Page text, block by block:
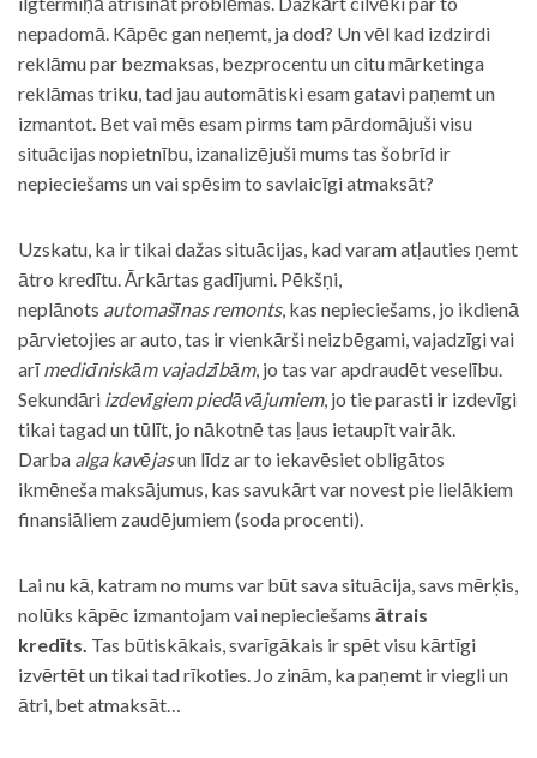
nepadomā. Kāpēc gan neņemt, ja dod? Un vēl kad izdzirdi
reklāmu par bezmaksas, bezprocentu un citu mārketinga
reklāmas triku, tad jau automātiski esam gatavi paņemt un
izmantot. Bet vai mēs esam pirms tam pārdomājuši visu
situācijas nopietnību, izanalizējuši mums tas šobrīd ir
nepieciešams un vai spēsim to savlaicīgi atmaksāt?
Uzskatu, ka ir tikai dažas situācijas, kad varam atļauties ņemt
ātro kredītu. Ārkārtas gadījumi. Pēkšņi,
neplānots automašīnas remonts, kas nepieciešams, jo ikdienā
pārvietojies ar auto, tas ir vienkārši neizbēgami, vajadzīgi vai
arīmedicīniskām vajadzībām, jo tas var apdraudēt veselību.
Sekundāri izdevīgiem piedāvājumiem, jo tie parasti ir izdevīgi
tikai tagad un tūlīt, jo nākotnē tas ļaus ietaupīt vairāk.
Darba alga kavējasun līdz ar to iekavēsiet obligātos
ikmēneša maksājumus, kas savukārt var novest pie lielākiem
finansiāliem zaudējumiem (soda procenti).
Lai nu kā, katram no mums var būt sava situācija, savs mērķis,
nolūks kāpēc izmantojam vai nepieciešams ātrais
kredīts. Tas būtiskākais, svarīgākais ir spēt visu kārtīgi
izvērtēt un tikai tad rīkoties. Jo zinām, ka paņemt ir viegli un
ātri, bet atmaksāt…